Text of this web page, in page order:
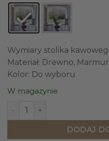
Wymiary stolika
Materiał: Drewno, Marmur
Kolor: Do wyboru
W magazynie
ilość WŁOSKI STÓŁ
DODAJ